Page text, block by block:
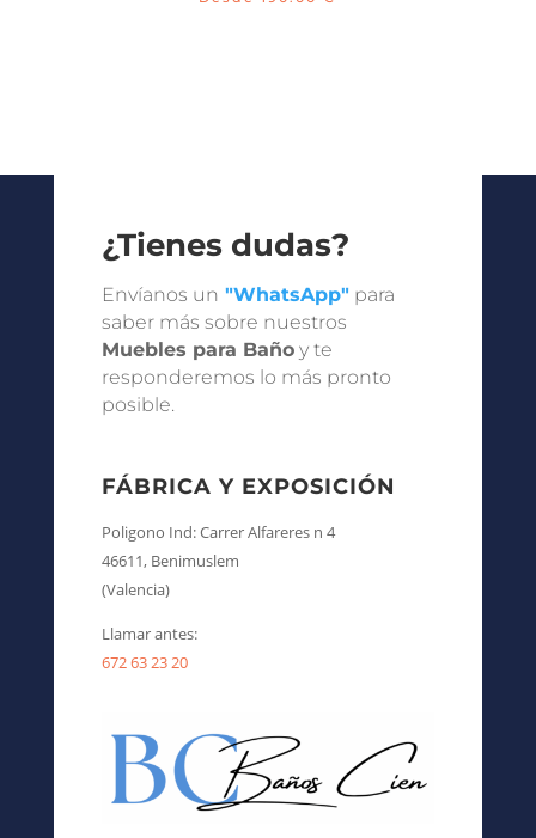
¿Tienes dudas?
Envíanos un "WhatsApp"para
saber más sobre nuestros
Muebles para Bañoy te
responderemos lo más pronto
posible.
FÁBRICA Y EXPOSICIÓN
Poligono Ind: Carrer Alfareres n 4
46611, Benimuslem
(Valencia)
Llamar antes:
672 63 23 20